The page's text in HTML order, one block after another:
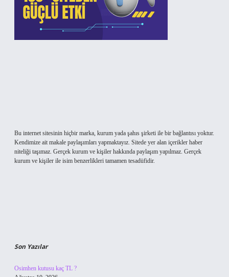
Bu internet sitesinin hiçbir marka, kurum yada şahıs şirketi ile bir bağlantısı yoktur.
Kendimize ait makale paylaşımları yapmaktayız. Sitede yer alan içerikler haber
niteliği taşımaz. Gerçek kurum ve kişiler hakkında paylaşım yapılmaz. Gerçek
kurum ve kişiler ile isim benzerlikleri tamamen tesadüfidir.
Son Yazılar
Osimhen kutusu kaç TL ?